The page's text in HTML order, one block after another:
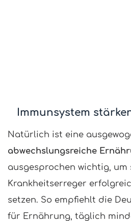
Immunsystem
Natürlich ist eine
abwechslungsreiche
ausgesprochen wichtig, um
Krankheitserreger
setzen. So empfiehlt die
für Ernährung, täglich